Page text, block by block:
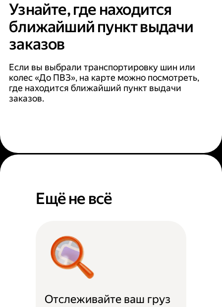
Узнайте, где находится
ближайший пункт выдачи
заказов
Если вы выбрали транспортировку шин или
колес «До ПВЗ», на карте можно посмотреть,
где находится ближайший пункт выдачи
заказов.
Ещё не всё
Отслеживайте ваш груз